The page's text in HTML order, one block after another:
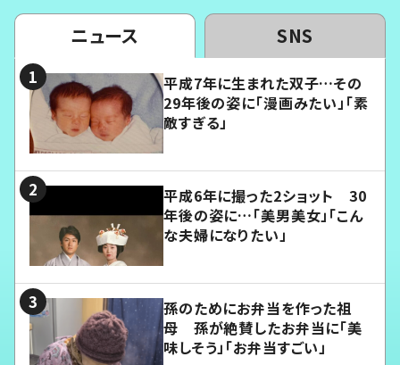
ニュース SNS
平成7年に生まれた双子…その
29年後の姿に「漫画みたい」「素
敵すぎる」
平成6年に撮った2ショット 30
年後の姿に…「美男美女」「こん
な夫婦になりたい」
孫のためにお弁当を作った祖
母 孫が絶賛したお弁当に「美
味しそう」「お弁当すごい」